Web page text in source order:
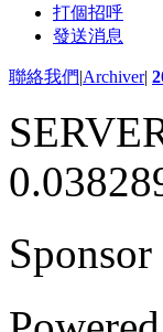
打個招呼
發送消息
聯絡我們|Archiver|
Sponsor